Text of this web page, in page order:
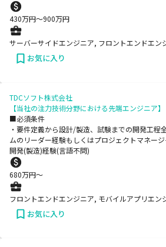
430万円〜900万円
サーバーサイドエンジニア, フロントエンドエン
お気に入り
TDCソフト株式会社
【当社の注力技術分野における先端エンジニア】
■必須条件
・要件定義から設計/製造、試験までの開発工程
ムのリーダー経験もしくはプロジェクトマネー
開発(製造)経験(言語不問)
680万円〜
フロントエンドエンジニア, モバイルアプリエン
お気に入り